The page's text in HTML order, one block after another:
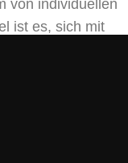
von individuellen
ist es, sich mit
Badezimmer